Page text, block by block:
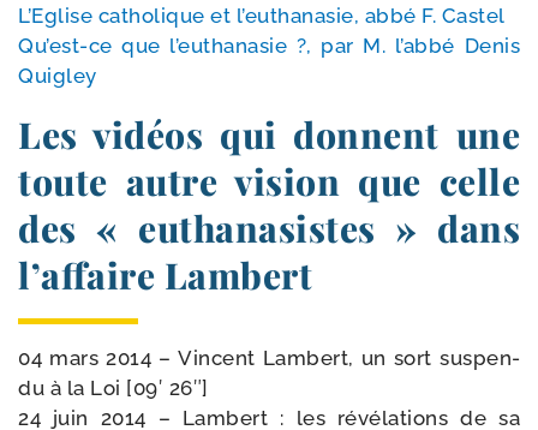
L’Eglise catho­lique et l’eu­tha­na­sie, abbé F. Castel
Qu’est-​ce que l’eu­tha­na­sie ?, par M. l’ab­bé Denis
Quigley
Les vidéos qui donnent une
toute autre vision que celle
des « euthanasistes » dans
l’affaire Lambert
04 mars 2014 – Vincent Lambert, un sort sus­pen­
du à la Loi [09′ 26″]
24 juin 2014 – Lambert : les révé­la­tions de sa